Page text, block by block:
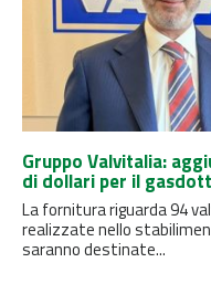
Gruppo Valvitalia:
di dollari per il
La fornitura riguarda 94
realizzate nello
saranno destinate...